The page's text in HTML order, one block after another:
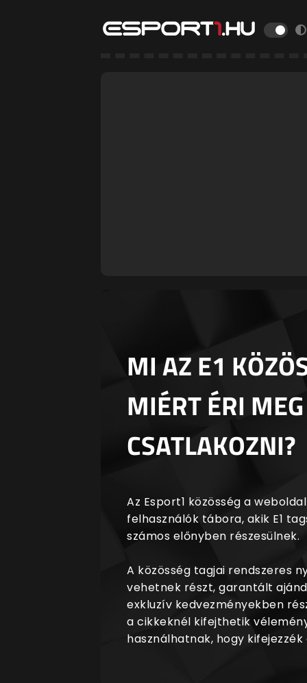
MI AZ E1
MIÉRT ÉRI MEG
CSATLAKOZNI?
Az Esport1 közösség a
felhasználók tábora, akik E1
számos előnyben részesülnek.
A közösség tagjai rendszeres
vehetnek részt, garantált
exkluzív kedvezményekben
a cikkeknél kifejthetik
használhatnak, hogy